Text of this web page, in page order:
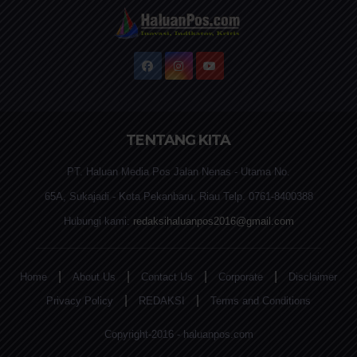
TENTANG KITA
PT. Haluan Media Pos Jalan Nenas - Utama No.
65A, Sukajadi - Kota Pekanbaru, Riau Telp. 0761-8400388
Hubungi kami: redaksihaluanpos2016@gmail.com
Home About Us Contact Us Corporate
Disclaimer
Privacy Policy
REDAKSI Terms and Conditions
Copyright-2016 - haluanpos.com